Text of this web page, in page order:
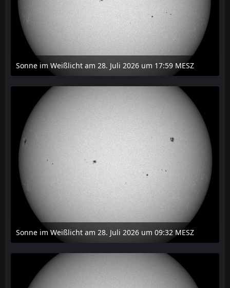
Sonne im Weißlicht am 28. Juli 2026 um 17:59 MESZ
31. Juli 2026 um 20:03
Sonne im Weißlicht am 28. Juli 2026 um 09:32 MESZ
31. Juli 2026 um 20:03